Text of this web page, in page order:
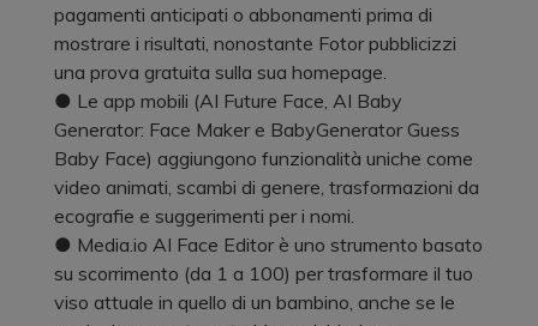
pagamenti anticipati o abbonamenti prima di
mostrare i risultati, nonostante Fotor pubblicizzi
una prova gratuita sulla sua homepage.
● Le app mobili (AI Future Face, AI Baby
Generator: Face Maker e BabyGenerator Guess
Baby Face) aggiungono funzionalità uniche come
video animati, scambi di genere, trasformazioni da
ecografie e suggerimenti per i nomi.
● Media.io AI Face Editor è uno strumento basato
su scorrimento (da 1 a 100) per trasformare il tuo
viso attuale in quello di un bambino, anche se le